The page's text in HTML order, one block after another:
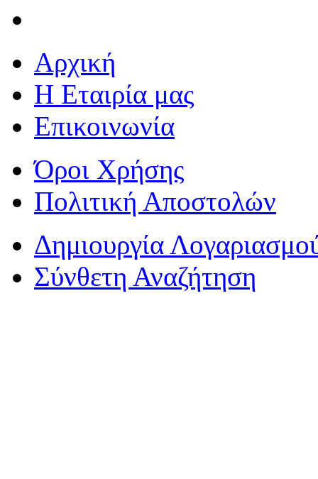
Αρχική
Η Εταιρία μας
Επικοινωνία
Όροι Χρήσης
Πολιτική Αποστολών
Δημιουργία
Σύνθετη Αναζήτηση